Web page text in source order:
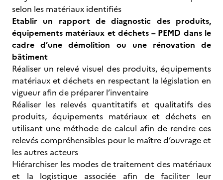
selon les matériaux identifiés
Etablir un rapport de diagnostic des produits,
équipements matériaux et déchets – PEMD dans le
cadre d’une démolition ou une rénovation de
bâtiment
Réaliser un relevé visuel des produits, équipements
matériaux et déchets en respectant la législation en
vigueur afin de préparer l’inventaire
Réaliser les relevés quantitatifs et qualitatifs des
produits, équipements matériaux et déchets en
utilisant une méthode de calcul afin de rendre ces
relevés compréhensibles pour le maître d’ouvrage et
les autres acteurs
Hiérarchiser les modes de traitement des matériaux
et la logistique associée afin de faciliter leur